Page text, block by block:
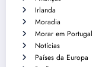
Irlanda
Moradia
Morar em Portugal
Notícias
Países da Europa